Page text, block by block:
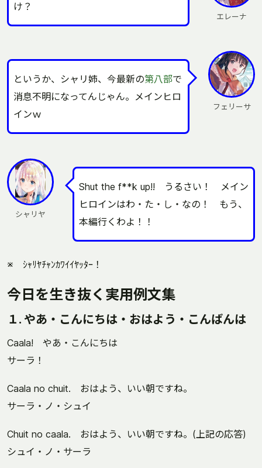
エレーナ
け？
フェリーサ
というか、シャリ姉、今最新の第八部で
消息不明になってんじゃん。メインヒロ
インｗ
シャリヤ
Shut the f**k up!! うるさい！ メイン
ヒロインはわ・た・し・なの！ もう、
本編行くわよ！！
※ ｼｬﾘﾔﾁｬﾝｶﾜｲｲﾔｯﾀｰ！
今日を生き抜く実用例文集
１. やあ・こんにちは・おはよう・こんばんは
Caala! やあ・こんにちは
サーラ！
Caala no chuit. おはよう、いい朝ですね。
サーラ・ノ・シュイ
Chuit no caala. おはよう、いい朝ですね。(上記の応答)
シュイ・ノ・サーラ